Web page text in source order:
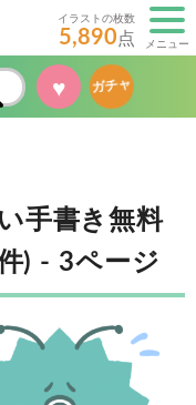
イラストの枚数
5,890点 メニュー
♥ ガチャ
手書き無料
) - 3ページ